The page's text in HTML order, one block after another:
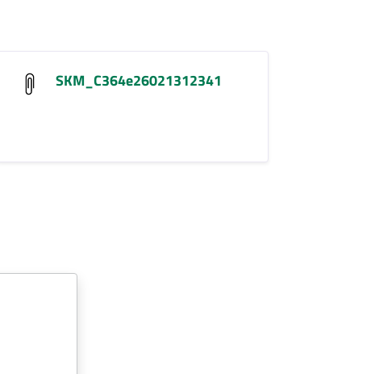
SKM_C364e26021312341